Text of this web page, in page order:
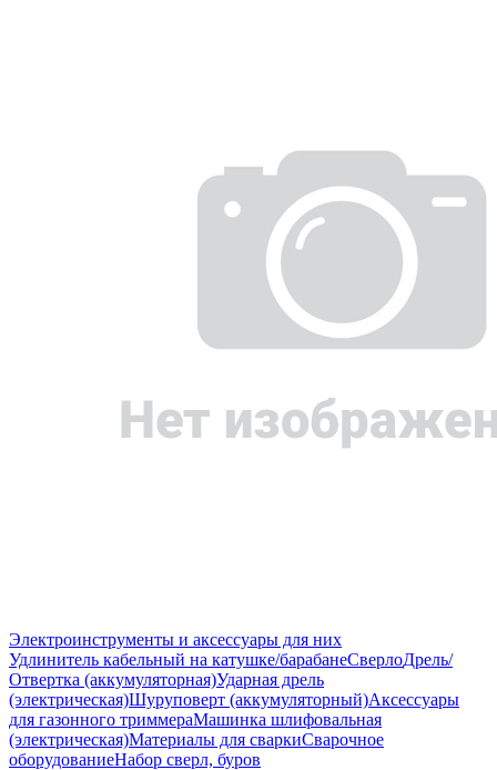
Электроинструменты и аксессуары для них
Удлинитель кабельный на катушке/барабанеСверлоДрель/
Отвертка (аккумуляторная)Ударная дрель
(электрическая)Шуруповерт (аккумуляторный)Аксессуары
для газонного триммераМашинка шлифовальная
(электрическая)Материалы для сваркиСварочное
оборудованиеНабор сверл, буров